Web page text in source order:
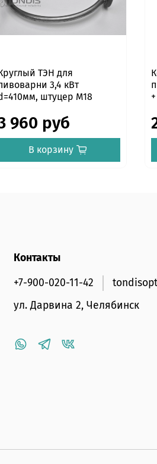
ТЭН для
3,4 кВт
штуцер М18
960 руб
В корзину
Контакты
+7-900-020-11-42
ул. Дарвина 2, Челябинск